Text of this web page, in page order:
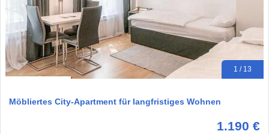
1 / 13
Möbliertes City-Apartment für langfristiges Wohnen
1.190 €